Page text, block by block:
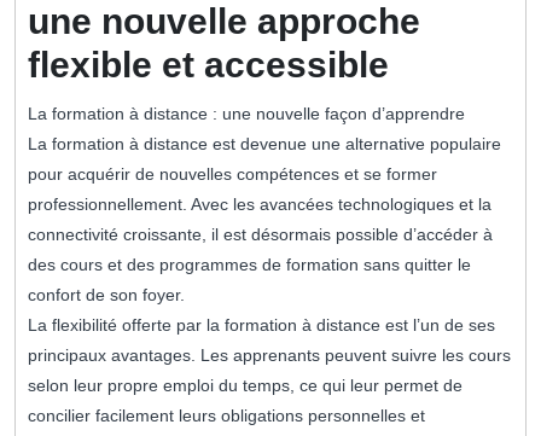
une nouvelle approche
flexible et accessible
La formation à distance : une nouvelle façon d’apprendre
La formation à distance est devenue une alternative populaire
pour acquérir de nouvelles compétences et se former
professionnellement. Avec les avancées technologiques et la
connectivité croissante, il est désormais possible d’accéder à
des cours et des programmes de formation sans quitter le
confort de son foyer.
La flexibilité offerte par la formation à distance est l’un de ses
principaux avantages. Les apprenants peuvent suivre les cours
selon leur propre emploi du temps, ce qui leur permet de
concilier facilement leurs obligations personnelles et